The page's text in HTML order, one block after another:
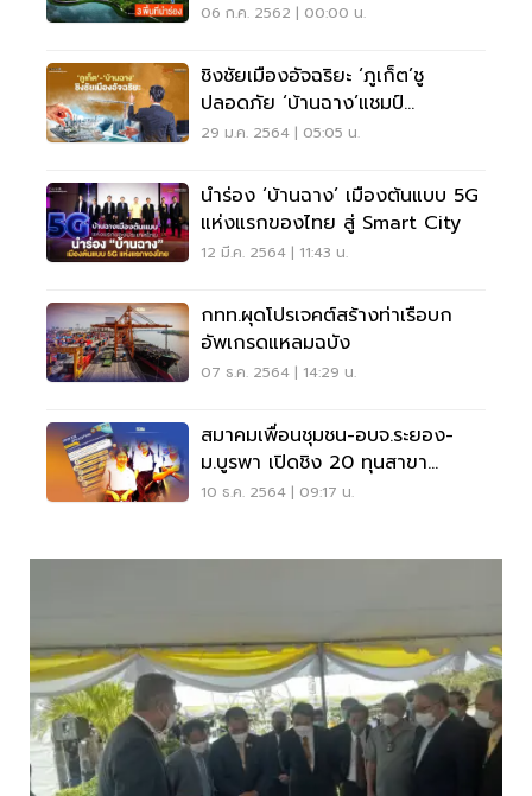
06 ก.ค. 2562 | 00:00 น.
ชิงชัยเมืองอัจฉริยะ ‘ภูเก็ต’ชู
ปลอดภัย ‘บ้านฉาง’แชมป์
เทศบาล5จี
29 ม.ค. 2564 | 05:05 น.
นำร่อง ‘บ้านฉาง’ เมืองต้นแบบ 5G
แห่งแรกของไทย สู่ Smart City
12 มี.ค. 2564 | 11:43 น.
กทท.ผุดโปรเจคต์สร้างท่าเรือบก
อัพเกรดแหลมฉบัง
07 ธ.ค. 2564 | 14:29 น.
สมาคมเพื่อนชุมชน-อบจ.ระยอง-
ม.บูรพา เปิดชิง 20 ทุนสาขา
สาธารณสุขปี 65 รับ EEC
10 ธ.ค. 2564 | 09:17 น.